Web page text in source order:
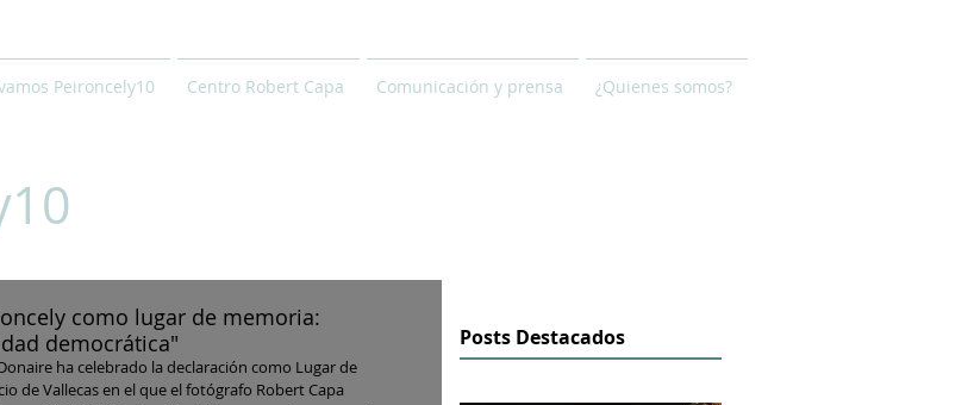
Peironcely10 Centro Robert Capa Comunicación y prensa ¿Quienes somos?
como lugar de memoria:
democrática"
ha celebrado la declaración como Lugar de
de Vallecas en el que el fotógrafo Robert Capa
Posts Destacados